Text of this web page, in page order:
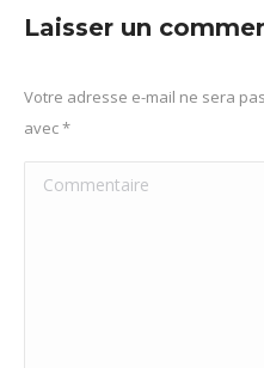
Laisser un
Votre adresse e-mail ne sera
avec*
Commentaire